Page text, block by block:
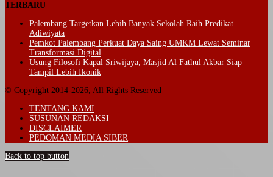
TERBARU
Palembang Targetkan Lebih Banyak Sekolah Raih Predikat
Adiwiyata
Pemkot Palembang Perkuat Daya Saing UMKM Lewat Seminar
Transformasi Digital
Usung Filosofi Kapal Sriwijaya, Masjid Al Fathul Akbar Siap
Tampil Lebih Ikonik
© Copyright 2014-2026, All Rights Reserved
TENTANG KAMI
SUSUNAN REDAKSI
DISCLAIMER
PEDOMAN MEDIA SIBER
Back to top button